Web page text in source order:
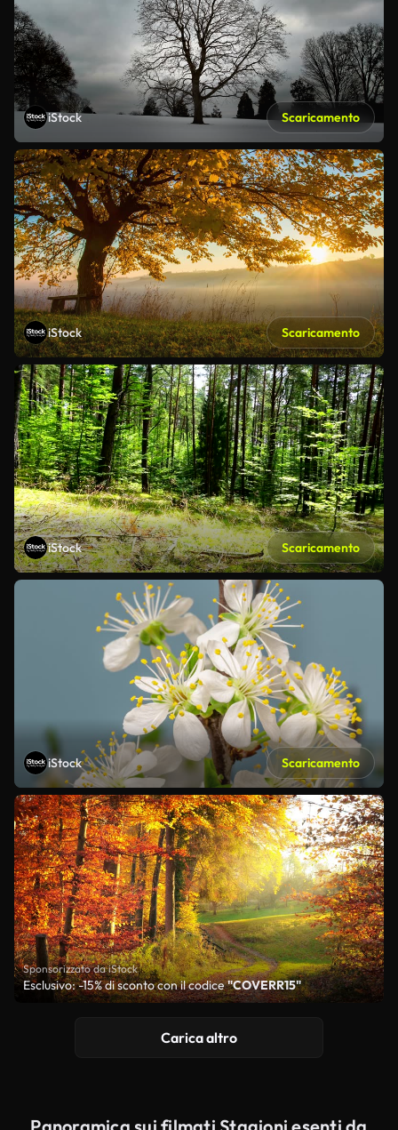
iStock Scaricamento
iStock Scaricamento
iStock Scaricamento
iStock Scaricamento
Sponsorizzato da iStock
Esclusivo: -15% di sconto con il codice"COVERR15"
Carica altro